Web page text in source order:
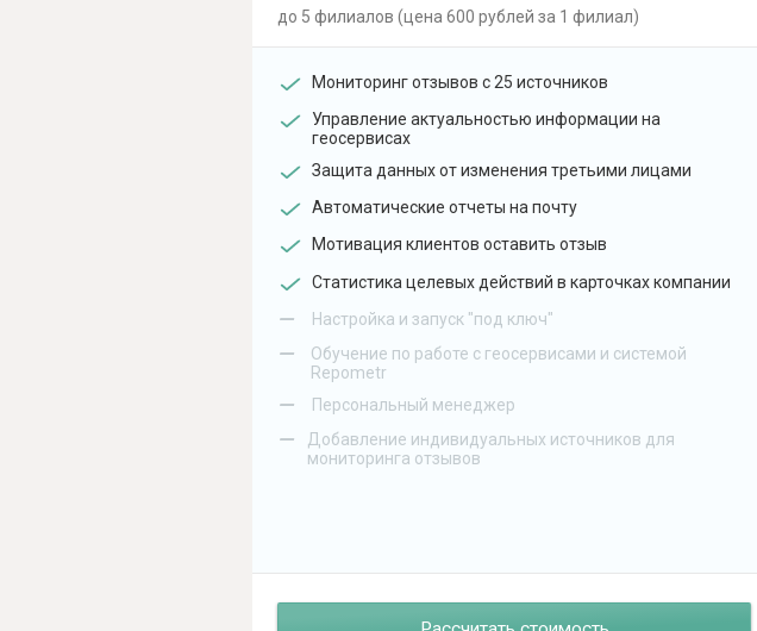
до 5 филиалов (цена 600 рублей за 1 филиал)
Мониторинг отзывов с 25 источников
Управление актуальностью информации на
геосервисах
Защита данных от изменения третьими лицами
Автоматические отчеты на почту
Мотивация клиентов оставить отзыв
Статистика целевых действий в карточках компании
– Настройка и запуск "под ключ"
–
Обучение по работе с геосервисами и системой
Repometr
– Персональный менеджер
–
Добавление индивидуальных источников для
мониторинга отзывов